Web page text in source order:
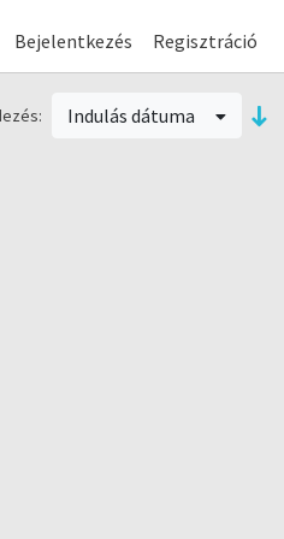
Bejelentkezés Regisztráció
Indulás dátuma